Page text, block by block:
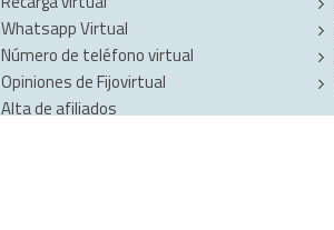
Whatsapp Virtual
Número de teléfono virtual
Opiniones de Fijovirtual
Alta de afiliados